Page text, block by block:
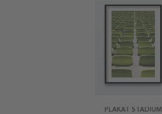
PLAKAT STADIUM